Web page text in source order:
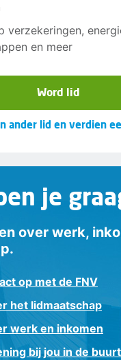
verzekeringen,
en meer
Word lid
ander lid en verdien
je
over werk,
op met de FNV
het lidmaatschap
werk en inkomen
bij jou in de buurt